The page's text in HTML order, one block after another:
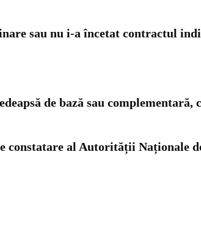
sau nu i-a încetat contractul
de bază sau complementară,
constatare al Autorității Naționale